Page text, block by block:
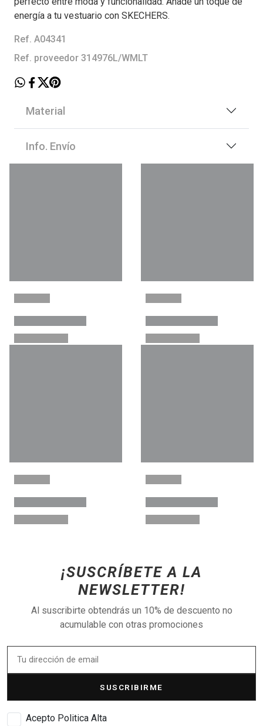
energía a tu vestuario con SKECHERS.
Ref. A04341
Ref. proveedor 314976L/WMLT
Material
Info. Envío
¡SUSCRÍBETE A LA
NEWSLETTER!
Al suscribirte obtendrás un 10% de descuento no
acumulable con otras promociones
SUSCRIBIRME
Acepto Politica Alta